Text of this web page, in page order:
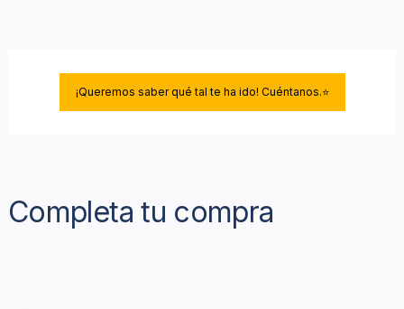
¡Queremos saber qué tal te ha ido! Cuéntanos.⭐
Completa tu compra